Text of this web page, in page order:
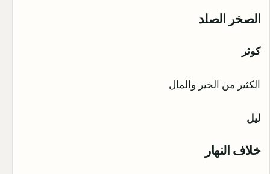
الصخر الصلد
كوثر
الكثير من الخير والمال
ليل
خلاف النهار